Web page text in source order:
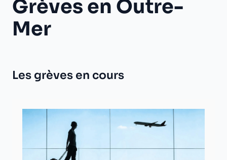
Grèves en Outre-
Mer
Les grèves en cours